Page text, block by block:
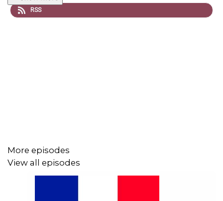
In Tokyo, at the World Athletics Championships, France
RSS
More episodes
View all episodes